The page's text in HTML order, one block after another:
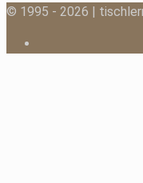
© 1995 - 2026 |